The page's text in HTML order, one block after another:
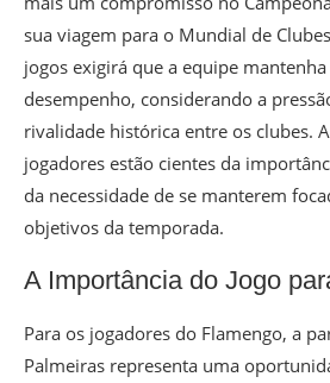
sua viagem para o Mundial de
jogos exigirá que a equipe
desempenho, considerando a
rivalidade histórica entre os clubes.
jogadores estão cientes da
da necessidade de se manterem
objetivos da temporada.
A Importância do Jogo
Para os jogadores do Flamengo, a
Palmeiras representa uma